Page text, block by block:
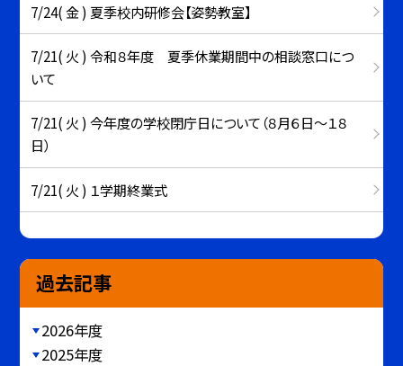
7/24( 金 ) 夏季校内研修会【姿勢教室】
7/21( 火 ) 令和８年度 夏季休業期間中の相談窓口につ
いて
7/21( 火 ) 今年度の学校閉庁日について（８月６日～１８
日）
7/21( 火 ) １学期終業式
過去記事
2026年度
2025年度